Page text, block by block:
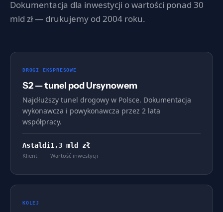
Dokumentacja dla inwestycji o wartości ponad 30
mld zł — drukujemy od 2004 roku.
DROGI EKSPRESOWE
S2 — tunel pod Ursynowem
Najdłuższy tunel drogowy w Polsce. Dokumentacja
wykonawcza i powykonawcza przez 2 lata
współpracy.
Astaldi
Klient
1,3 mld zł
Wartość inwestycji
KOLEJ